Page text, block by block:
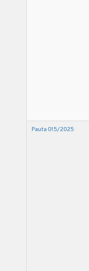
Pauta 015/2025